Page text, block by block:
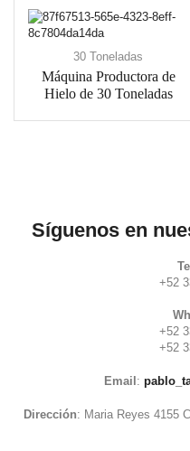
30 Toneladas
Máquina Productora de
Hielo de 30 Toneladas
Síguenos en
+52
+52
+52
Email :
Dirección: Maria Reyes 4155